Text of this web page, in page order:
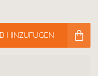
HINZUFÜGEN